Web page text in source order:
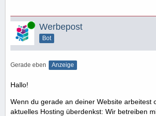
Online Werbepost
Bot
Gerade eben Anzeige
Hallo!
Wenn du gerade an deiner Website arbeitest
aktuelles Hosting überdenkst: Wir betreiben